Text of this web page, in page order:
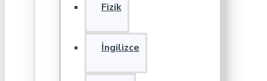
Fizik
İngilizce